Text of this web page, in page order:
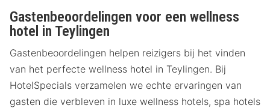
Gastenbeoordelingen voor een wellness
hotel in Teylingen
Gastenbeoordelingen helpen reizigers bij het vinden
van het perfecte wellness hotel in Teylingen. Bij
HotelSpecials verzamelen we echte ervaringen van
gasten die verbleven in luxe wellness hotels, spa hotels